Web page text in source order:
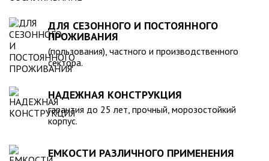
ДЛЯ СЕЗОННОГО И ПОСТОЯННОГО
ПРОЖИВАНИЯ
(пользования), частного и производственного
сектора.
НАДЕЖНАЯ КОНСТРУКЦИЯ
гарантия до 25 лет, прочный, морозостойкий
корпус.
ЕМКОСТИ РАЗЛИЧНОГО ПРИМЕНЕНИЯ